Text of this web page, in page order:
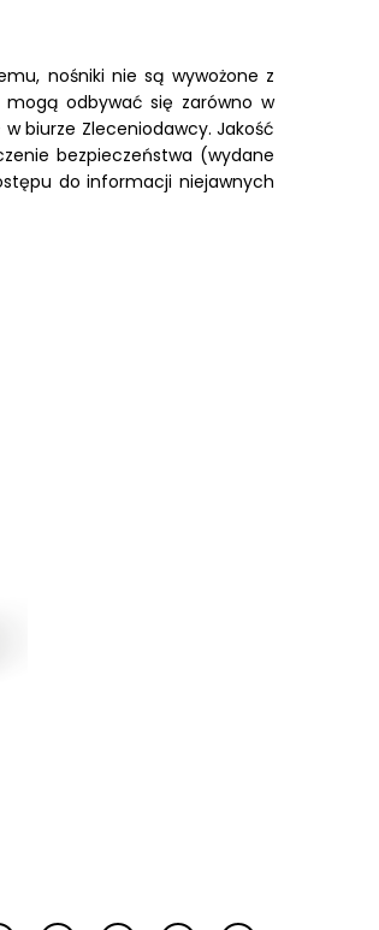
nośniki nie są wywożone z
mogą odbywać się zarówno w
biurze Zleceniodawcy. Jakość
bezpieczeństwa (wydane
do informacji niejawnych